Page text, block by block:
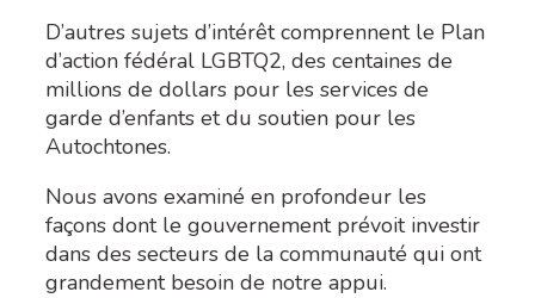
D’autres sujets d’intérêt comprennent le Plan
d’action fédéral LGBTQ2, des centaines de
millions de dollars pour les services de
garde d’enfants et du soutien pour les
Autochtones.
Nous avons examiné en profondeur les
façons dont le gouvernement prévoit investir
dans des secteurs de la communauté qui ont
grandement besoin de notre appui.